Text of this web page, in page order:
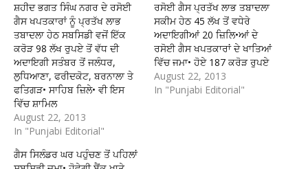
ਸ਼ਹੀਦ ਭਗਤ ਸਿੰਘ ਨਗਰ ਦੇ ਰਸੋਈ
ਗੈਸ ਖਪਤਕਾਰਾਂ ਨੂੰ ਪ੍ਰਤੱਖ ਲਾਭ
ਤਬਾਦਲਾ ਹੇਠ ਸਬਸਿਡੀ ਵਜੋਂ ਇੱਕ
ਕਰੋੜ 98 ਲੱਖ ਰੁਪਏ ਤੋਂ ਵੱਧ ਦੀ
ਅਦਾਇਗੀ ਸਤੰਬਰ ਤੋਂ ਜਲੰਧਰ,
ਲੁਧਿਆਣਾ, ਫਰੀਦਕੋਟ, ਬਰਨਾਲਾ ਤੇ
ਫਤਿਗੜ• ਸਾਹਿਬ ਜ਼ਿਲੇ• ਵੀ ਇਸ
ਵਿੱਚ ਸ਼ਾਮਿਲ
August 22, 2013
In "Punjabi Editorial"
ਰਸੋਈ ਗੈਸ ਪ੍ਰਤੱਖ ਲਾਭ ਤਬਾਦਲਾ
ਸਕੀਮ ਹੇਠ 45 ਲੱਖ ਤੋਂ ਵਧੇਰੇ
ਅਦਾਇਗੀਆਂ 20 ਜ਼ਿਲਿ•ਆਂ ਦੇ
ਰਸੋਈ ਗੈਸ ਖਪਤਕਾਰਾਂ ਦੇ ਖਾਤਿਆਂ
ਵਿੱਚ ਜਮਾ• ਹੋਏ 187 ਕਰੋੜ ਰੁਪਏ
August 22, 2013
In "Punjabi Editorial"
ਗੈਸ ਸਿਲੰਡਰ ਘਰ ਪਹੁੰਚਣ ਤੋਂ ਪਹਿਲਾਂ